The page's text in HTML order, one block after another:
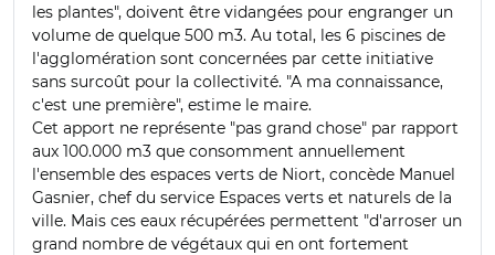
les plantes", doivent être vidangées pour engranger un
volume de quelque 500 m3. Au total, les 6 piscines de
l'agglomération sont concernées par cette initiative
sans surcoût pour la collectivité. "A ma connaissance,
c'est une première", estime le maire.
Cet apport ne représente "pas grand chose" par rapport
aux 100.000 m3 que consomment annuellement
l'ensemble des espaces verts de Niort, concède Manuel
Gasnier, chef du service Espaces verts et naturels de la
ville. Mais ces eaux récupérées permettent "d'arroser un
grand nombre de végétaux qui en ont fortement